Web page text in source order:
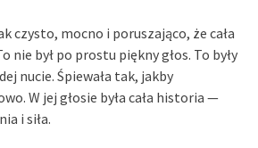
czysto, mocno i poruszająco, że cała
nie był po prostu piękny głos. To były
nucie. Śpiewała tak, jakby
W jej głosie była cała historia —
i siła.